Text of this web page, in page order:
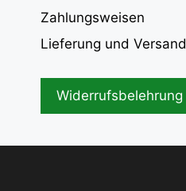
Zahlungsweisen
Lieferung und Versand
Widerrufsbelehrung